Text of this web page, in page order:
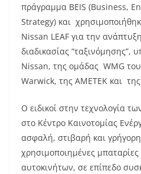
πράγραμμα BEIS (Business,
Strategy) και
Nissan LEAF για την
διαδικασίας “ταξινόμησης”,
Nissan, της ομάδας WMG
Warwick, της AMETEK και
Ο ειδικοί στην τεχνολογία
στο Κέντρο Καινοτομίας
ασφαλή, στιβαρή και γρήγορη
χρησιμοποιημένες
αυτοκινήτων, σε επίπεδο